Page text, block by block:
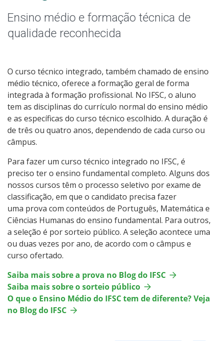
Graduação
Educação a Distância
Todos os cursos
Processo de Inscrição
Resultados
Resultados Vagas Remanescentes
Como posso estudar no IFSC?
Calendário de inscrições
Processos Seletivos
Cotas
Ensino médio e formação técnica de
qualidade reconhecida
O curso técnico integrado, também chamado de ensino
médio técnico, oferece a formação geral de forma
integrada à formação profissional. No IFSC, o aluno
tem as disciplinas do currículo normal do ensino médio
e as específicas do curso técnico escolhido. A duração é
de três ou quatro anos, dependendo de cada curso ou
câmpus.
Para fazer um curso técnico integrado no IFSC, é
preciso ter o ensino fundamental completo. Alguns dos
nossos cursos têm o processo seletivo por exame de
classificação, em que o candidato precisa fazer
uma prova com conteúdos de Português, Matemática e
Ciências Humanas do ensino fundamental. Para outros,
a seleção é por sorteio público. A seleção acontece uma
ou duas vezes por ano, de acordo com o câmpus e
curso ofertado.
Saiba mais sobre a prova no Blog do IFSC
Saiba mais sobre o sorteio público
O que o Ensino Médio do IFSC tem de diferente? Veja
no Blog do IFSC